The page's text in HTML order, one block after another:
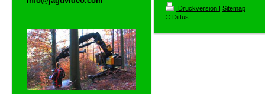
Druckversion | Sitemap
© Dittus